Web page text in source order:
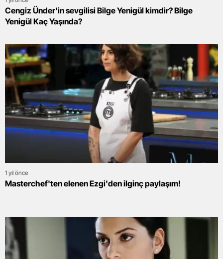
Cengiz Ünder'in sevgilisi Bilge Yenigül kimdir? Bilge
Yenigül Kaç Yaşında?
1 yıl önce
Masterchef'ten elenen Ezgi'den ilginç paylaşım!